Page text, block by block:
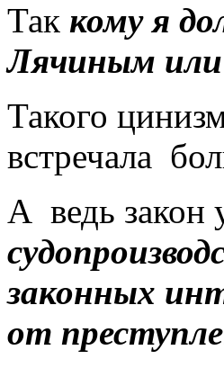
Так кому я
Лячиным или
Такого
встречала
А ведь закон
законных
от